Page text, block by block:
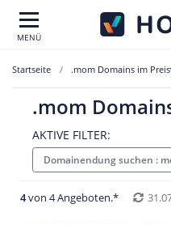
MENÜ
Startseite .mom Domains im
.mom
AKTIVE FILTER:
Domainendung suchen :
4von 4 Angeboten.*